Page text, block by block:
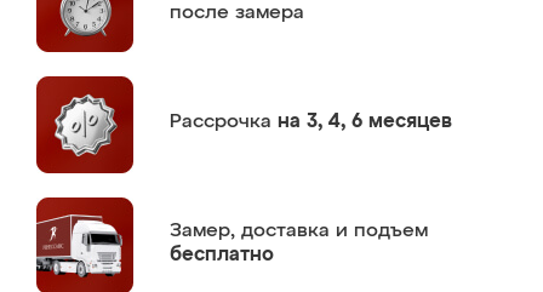
после замера
Рассрочка на 3, 4, 6 месяцев
Замер, доставка и подъем
бесплатно